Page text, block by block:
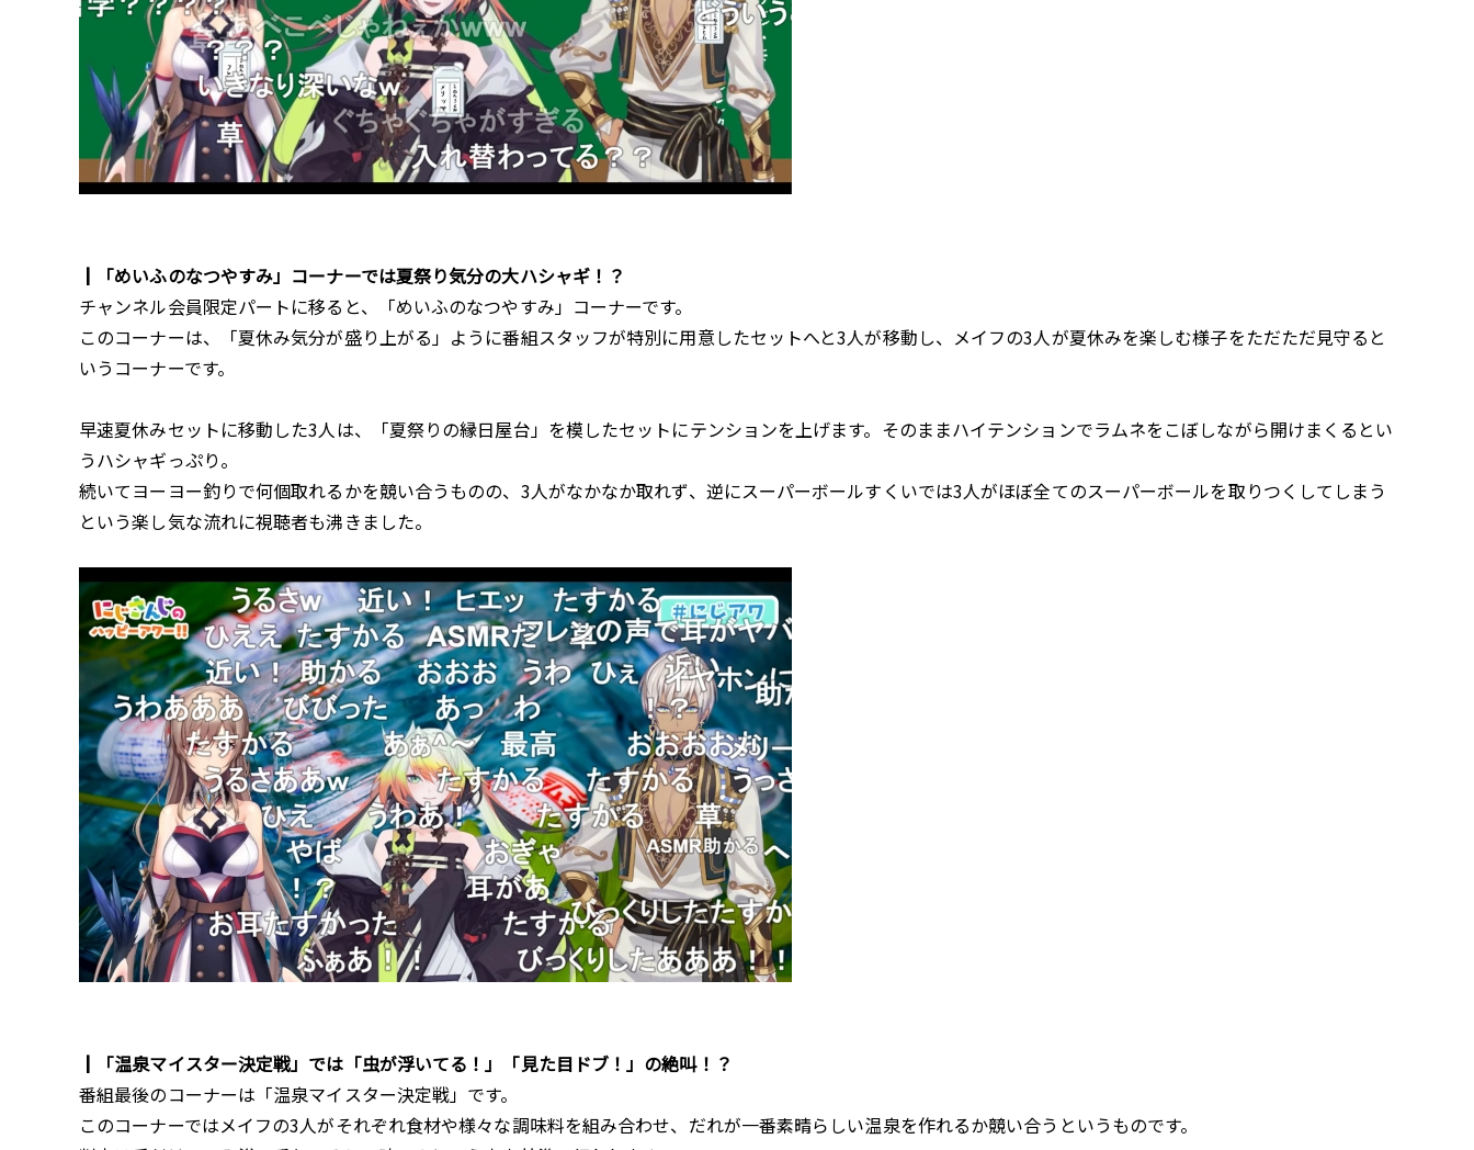
┃「めいふのなつやすみ」コーナーでは夏祭り気分の大ハシャギ！？
チャンネル会員限定パートに移ると、「めいふのなつやすみ」コーナーです。
このコーナーは、「夏休み気分が盛り上がる」ように番組スタッフが特別に用意したセットへと3人が移動し、メイフの3人が夏休みを楽しむ様子をただただ見守ると
いうコーナーです。
早速夏休みセットに移動した3人は、「夏祭りの縁日屋台」を模したセットにテンションを上げます。そのままハイテンションでラムネをこぼしながら開けまくるとい
うハシャギっぷり。
続いてヨーヨー釣りで何個取れるかを競い合うものの、3人がなかなか取れず、逆にスーパーボールすくいでは3人がほぼ全てのスーパーボールを取りつくしてしまう
という楽し気な流れに視聴者も沸きました。
┃「温泉マイスター決定戦」では「虫が浮いてる！」「見た目ドブ！」の絶叫！？
番組最後のコーナーは「温泉マイスター決定戦」です。
このコーナーではメイフの3人がそれぞれ食材や様々な調味料を組み合わせ、だれが一番素晴らしい温泉を作れるか競い合うというものです。